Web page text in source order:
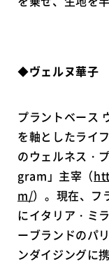
◆ヴェルヌ華子
プラントベース
を軸としたライ
のウェルネス・
gram」主宰（
m/）。現在、フ
にイタリア・ミ
ーブランドのパ
ンダイジングに